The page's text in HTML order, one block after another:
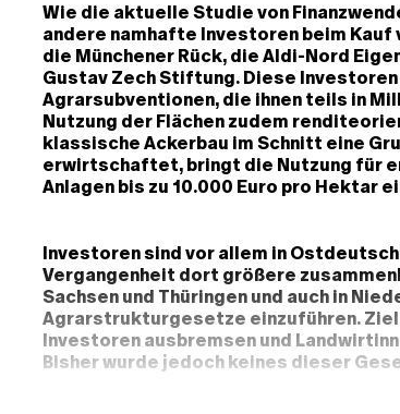
Wie die aktuelle Studie von
andere namhafte Investoren beim
die Münchener Rück, die Aldi-Nord
Gustav Zech Stiftung. Diese
Agrarsubventionen, die ihnen teils in
Nutzung der Flächen zudem
klassische Ackerbau im Schnitt eine
erwirtschaftet, bringt die Nutzung für
Anlagen bis zu 10.000 Euro pro Hektar
Investoren sind vor allem in
Vergangenheit dort größere
Sachsen und Thüringen und auch in
Agrarstrukturgesetze einzuführen.
Investoren ausbremsen und
Bisher wurde jedoch keines dieser